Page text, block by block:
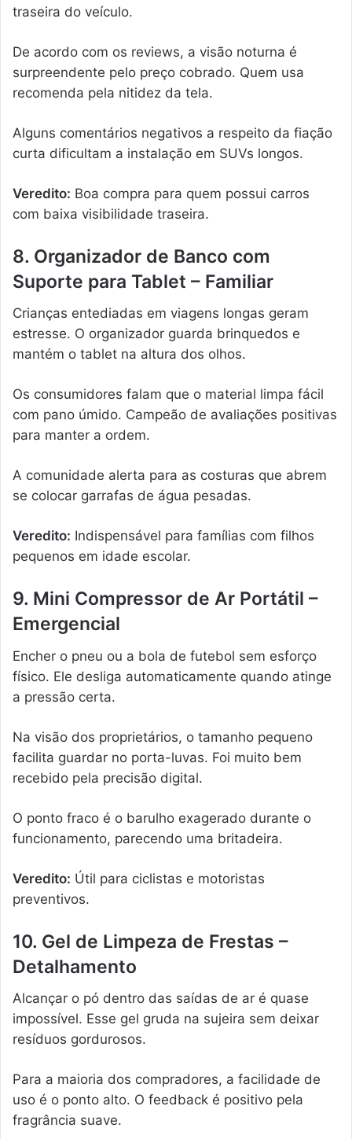
traseira do veículo.
De acordo com os reviews, a visão noturna é
surpreendente pelo preço cobrado. Quem usa
recomenda pela nitidez da tela.
Alguns comentários negativos a respeito da fiação
curta dificultam a instalação em SUVs longos.
Veredito: Boa compra para quem possui carros
com baixa visibilidade traseira.
8. Organizador de Banco com
Suporte para Tablet – Familiar
Crianças entediadas em viagens longas geram
estresse. O organizador guarda brinquedos e
mantém o tablet na altura dos olhos.
Os consumidores falam que o material limpa fácil
com pano úmido. Campeão de avaliações positivas
para manter a ordem.
A comunidade alerta para as costuras que abrem
se colocar garrafas de água pesadas.
Veredito: Indispensável para famílias com filhos
pequenos em idade escolar.
9. Mini Compressor de Ar Portátil –
Emergencial
Encher o pneu ou a bola de futebol sem esforço
físico. Ele desliga automaticamente quando atinge
a pressão certa.
Na visão dos proprietários, o tamanho pequeno
facilita guardar no porta-luvas. Foi muito bem
recebido pela precisão digital.
O ponto fraco é o barulho exagerado durante o
funcionamento, parecendo uma britadeira.
Veredito: Útil para ciclistas e motoristas
preventivos.
10. Gel de Limpeza de Frestas –
Detalhamento
Alcançar o pó dentro das saídas de ar é quase
impossível. Esse gel gruda na sujeira sem deixar
resíduos gordurosos.
Para a maioria dos compradores, a facilidade de
uso é o ponto alto. O feedback é positivo pela
fragrância suave.